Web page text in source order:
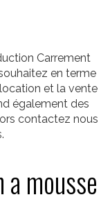
Carrement
en terme
et la vente
également des
contactez nous
mousse